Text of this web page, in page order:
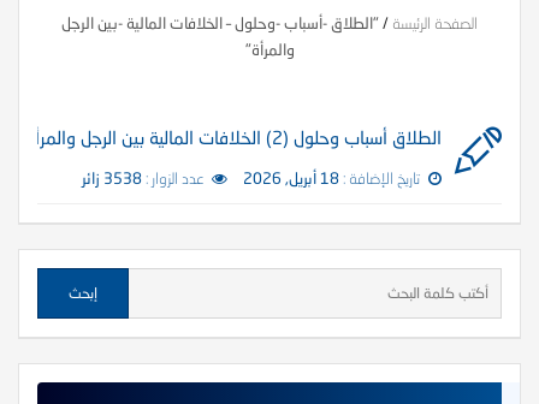
الصفحة الرئيسة /"الطلاق -أسباب -وحلول – الخلافات المالية -بين الرجل
والمرأة"
الطلاق أسباب وحلول (2) الخلافات المالية بين الرجل والمرأة
تاريخ الإضافة :18 أبريل, 2026 عدد الزوار :3538 زائر